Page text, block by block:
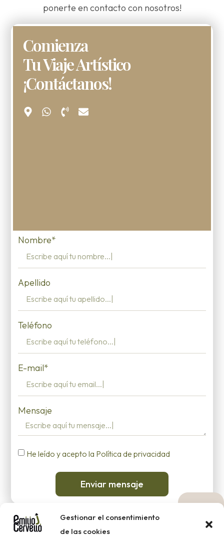
Gestionar el consentimiento
de las cookies
ponerte en contacto con nosotros!
Comienza
Tu Viaje Artístico
¡Contáctanos!
Nombre*
Apellido
Teléfono
E-mail*
Mensaje
He leído y acepto la Política de privacidad
Enviar mensaje